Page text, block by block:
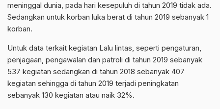
meninggal dunia, pada hari kesepuluh di tahun 2019 tidak ada.
Sedangkan untuk korban luka berat di tahun 2019 sebanyak 1
korban.
Untuk data terkait kegiatan Lalu lintas, seperti pengaturan,
penjagaan, pengawalan dan patroli di tahun 2019 sebanyak
537 kegiatan sedangkan di tahun 2018 sebanyak 407
kegiatan sehingga di tahun 2019 terjadi peningkatan
sebanyak 130 kegiatan atau naik 32%.